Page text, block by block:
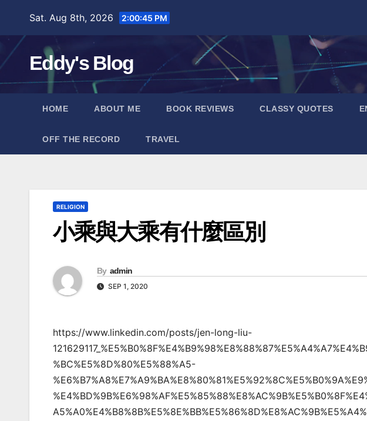
content
Sat. Aug 8th, 2026 2:00:46 PM
Eddy's Blog
HOME ABOUT ME BOOK REVIEWS CLASSY QUOTES
OFF THE RECORD TRAVEL
RELIGION
小乘與大乘有什麼區別
By admin
SEP 1, 2020
https://www.linkedin.com/posts/jen-long-liu-
%BC%E5%8D%80%E5%88%A5-